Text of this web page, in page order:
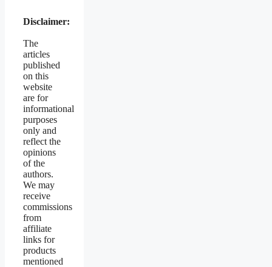
Disclaimer:
The
articles
published
on this
website
are for
informational
purposes
only and
reflect the
opinions
of the
authors.
We may
receive
commissions
from
affiliate
links for
products
mentioned